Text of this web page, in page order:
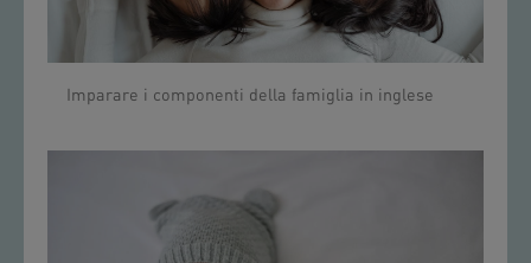
Imparare i componenti della famiglia in inglese